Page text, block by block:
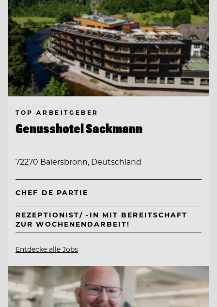
TOP ARBEITGEBER
Genusshotel Sackmann
72270 Baiersbronn, Deutschland
CHEF DE PARTIE
REZEPTIONIST/ -IN MIT BEREITSCHAFT
ZUR WOCHENENDARBEIT!
Entdecke alle Jobs